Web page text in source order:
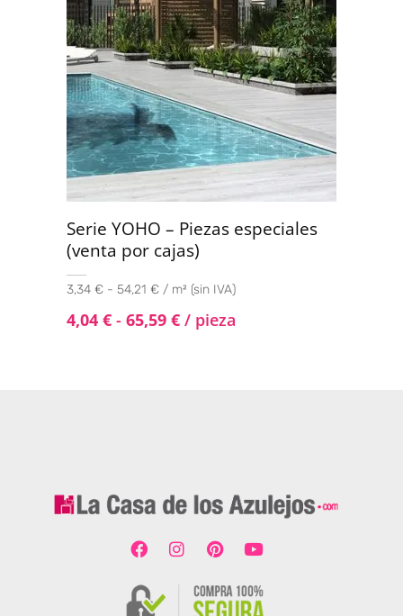
Serie YOHO – Piezas especiales
(venta por cajas)
3,34 € - 54,21 € / m² (sin IVA)
4,04 € - 65,59 € / pieza